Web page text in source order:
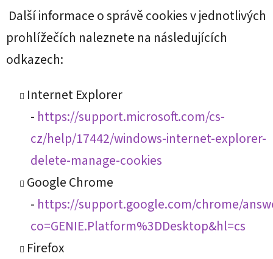
Další informace o správě cookies v jednotlivých
prohlížečích naleznete na následujících
odkazech:
Internet Explorer
- https://support.microsoft.com/cs-
cz/help/17442/windows-internet-explorer-
delete-manage-cookies
Google Chrome
- https://support.google.com/chrome/
co=GENIE.Platform%3DDesktop&hl=cs
Firefox